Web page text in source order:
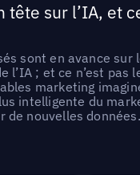
tête sur l’IA, et
sont en avance sur
l’IA ; et ce n’est pas
marketing
intelligente du
de nouvelles données.